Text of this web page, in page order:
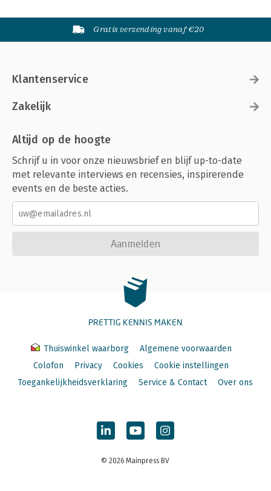
Gratis verzending vanaf €20
Klantenservice
Zakelijk
Altijd op de hoogte
Schrijf u in voor onze nieuwsbrief en blijf up-to-date
met relevante interviews en recensies, inspirerende
events en de beste acties.
Aanmelden
PRETTIG KENNIS MAKEN
Thuiswinkel waarborg
Algemene voorwaarden
Colofon
Privacy Cookies
Cookie instellingen
Toegankelijkheidsverklaring
Service & Contact Over ons
© 2026 Mainpress BV